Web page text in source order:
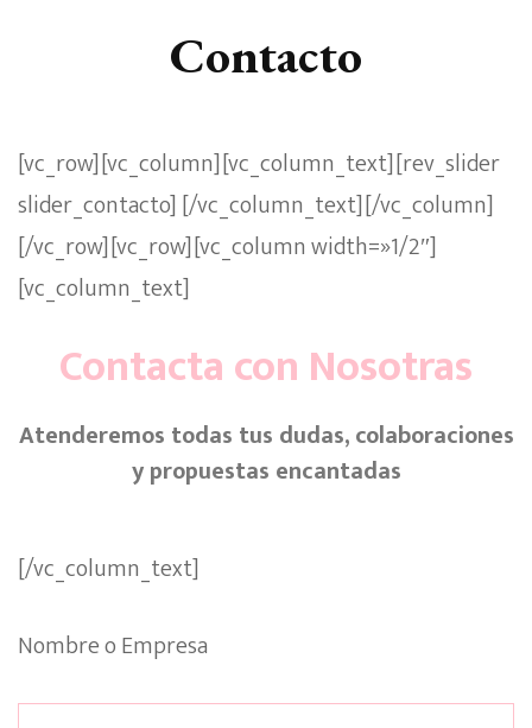
Contacto
[vc_row][vc_column][vc_column_text][rev_slider
slider_contacto] [/vc_column_text][/vc_column]
[/vc_row][vc_row][vc_column width=»1/2″]
[vc_column_text]
Contacta con Nosotras
Atenderemos todas tus dudas, colaboraciones
y propuestas encantadas
[/vc_column_text]
Nombre o Empresa